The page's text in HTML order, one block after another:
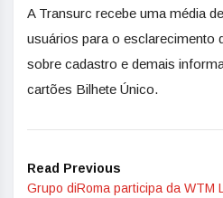
A Transurc recebe uma média
usuários para o esclarecimento
sobre cadastro e demais
cartões Bilhete Único.
Read Previous
Grupo diRoma participa da WTM